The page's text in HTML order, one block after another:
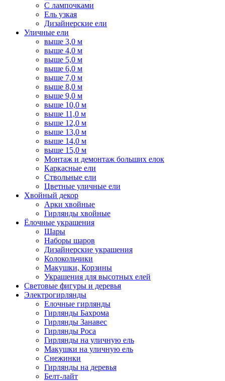
С лампочками
Ель узкая
Дизайнерские ели
Уличные ели
выше 3,0 м
выше 4,0 м
выше 5,0 м
выше 6,0 м
выше 7,0 м
выше 8,0 м
выше 9,0 м
выше 10,0 м
выше 11,0 м
выше 12,0 м
выше 13,0 м
выше 14,0 м
выше 15,0 м
Монтаж и демонтаж больших елок
Каркасные ели
Ствольные ели
Цветные уличные ели
Хвойный декор
Арки хвойные
Гирлянды хвойные
Ёлочные украшения
Шары
Наборы шаров
Дизайнерские украшения
Колокольчики
Макушки, Корзины
Украшения для высотных елей
Световые фигуры и деревья
Электрогирлянды
Елочные гирлянды
Гирлянды Бахрома
Гирлянды Занавес
Гирлянды Роса
Гирлянды на уличную ель
Макушки на уличную ель
Снежинки
Гирлянды на деревья
Белт-лайт